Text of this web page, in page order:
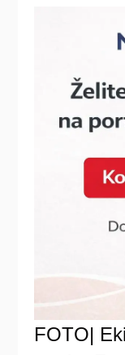
FOTO|